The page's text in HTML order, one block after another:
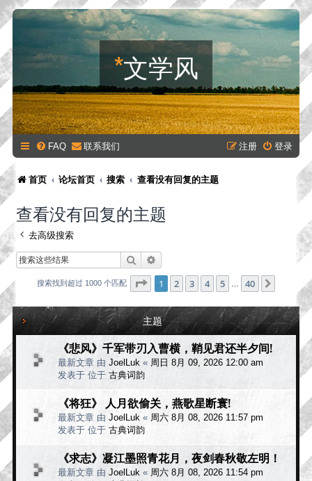
*文学风
FAQ 联系我们 登录
注册
首页 论坛首页 搜索 查看没有回复的主题
查看没有回复的主题
去高级搜索
搜索
搜索找到超过 1000 个匹配 分页：1 40
1 2 3 4 5 40 下一页
主题
《悲风》千军带刃入曹横，鞘见君还半夕间!
最新文章 由 JoelLuk « 周日 8月 09, 2026 12:00 am
发表于 位于 古典词韵
《将狂》 人月欲偷关，燕歌星断寰!
最新文章 由 JoelLuk « 周六 8月 08, 2026 11:57 pm
发表于 位于 古典词韵
《求志》凝江墨照青花月，夜剑春秋敬左明！
最新文章 由 JoelLuk « 周六 8月 08, 2026 11:54 pm